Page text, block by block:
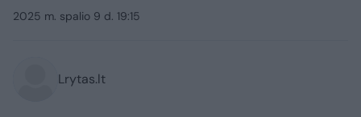
2025 m. spalio 9 d. 19:15
Lrytas.lt